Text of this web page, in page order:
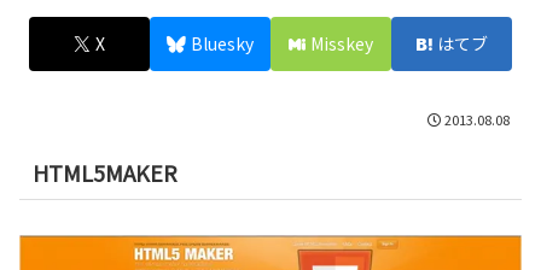
X Bluesky Misskey はてブ
2013.08.08
HTML5MAKER